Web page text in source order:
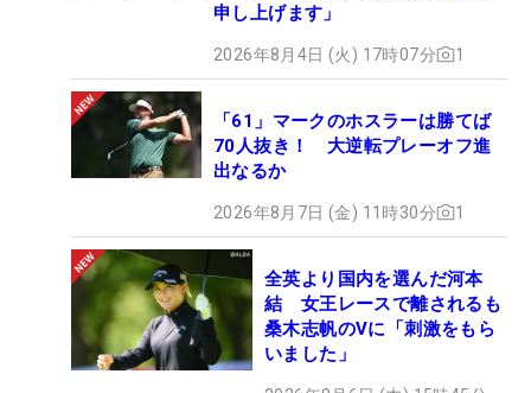
申し上げます」
2026年8月4日 (火) 17時07分 1
「61」マークのホスラーは勝てば
70人抜き！ 大逆転プレーオフ進
出なるか
2026年8月7日 (金) 11時30分 1
全英より国内を選んだ河本
結 女王レースで離されるも
桑木志帆のVに「刺激をもら
いました」